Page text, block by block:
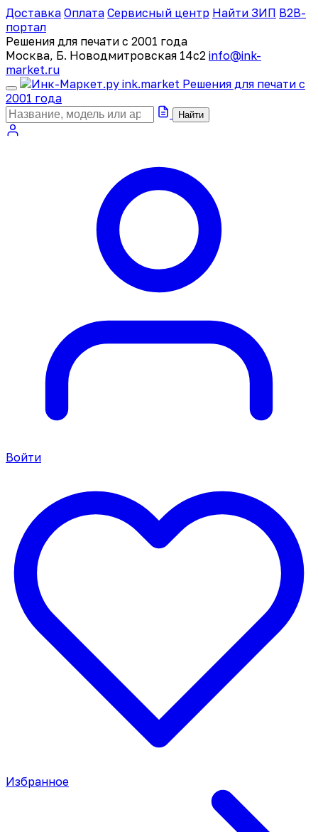
Доставка Оплата Сервисный центр Найти ЗИП B2B-
портал
Решения для печати с 2001 года
Москва, Б. Новодмитровская 14с2 info@ink-
market.ru
ink.market Решения для печати с
2001 года
Найти
Войти
Избранное